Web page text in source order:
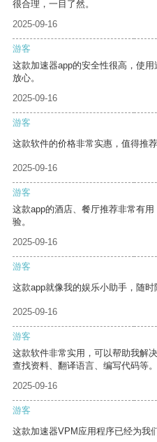
很合理，一目了然。
2025-09-16
游客
这款加速器app的安全性很高，使
放心。
2025-09-16
游客
这款软件的价格非常实惠，值得推荐
2025-09-16
游客
这款app的酒店、餐厅推荐非常有
验。
2025-09-16
游客
这款app就像我的娱乐小助手，随时
2025-09-16
游客
这款软件非常实用，可以帮助我解
查找资料、翻译语言、编写代码等。
2025-09-16
游客
这款加速器VPM应用程序已经为我